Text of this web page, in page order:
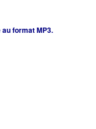
format MP3.